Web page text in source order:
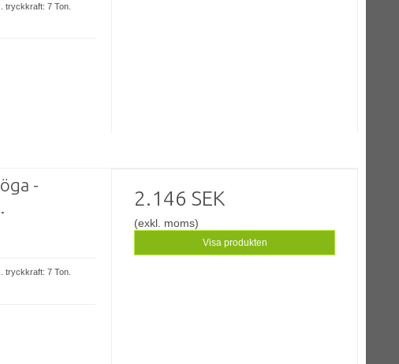
tryckkraft: 7 Ton.
-
tryckkraft: 7 Ton.
2.146 SEK
(exkl. moms)
Visa produkten